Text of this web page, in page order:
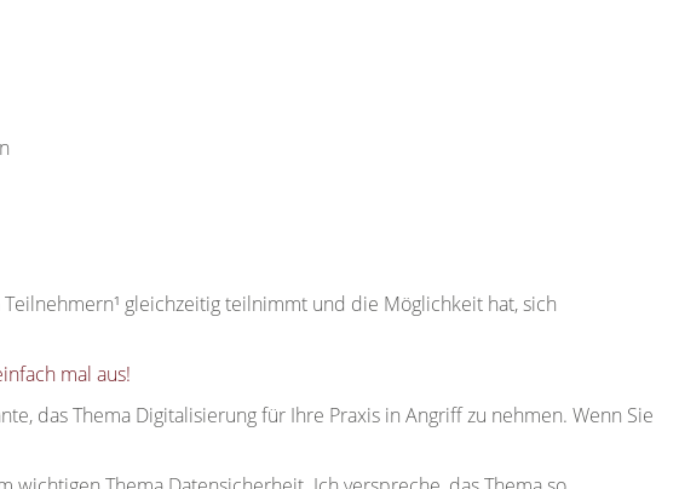
gleichzeitig teilnimmt und die Möglichkeit hat, sich
mal aus!
das Thema Digitalisierung für Ihre Praxis in Angriff zu nehmen. Wenn Sie